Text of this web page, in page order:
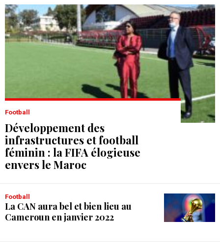
Football
Développement des
infrastructures et football
féminin : la FIFA élogieuse
envers le Maroc
Football
La CAN aura bel et bien lieu au
Cameroun en janvier 2022